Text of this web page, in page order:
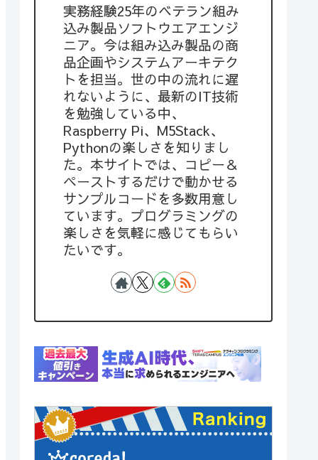
実務経験25年のベテラン組み
込み製品ソフトウエアエンジ
ニア。今は組み込み製品の商
品企画やシステムアーキテク
トを担当。世の中の流れに遅
れないように、最新のIT技術
を勉強している中、
Raspberry Pi、M5Stack、
Pythonの楽しさを知りまし
た。本サイトでは、コピー＆
ペーストするだけで動かせる
サンプルコードを多数用意し
ています。プログラミングの
楽しさを気軽に感じてもらい
たいです。